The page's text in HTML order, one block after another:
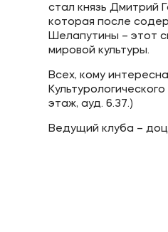
стал князь Дмитрий
которая после
Шелапутины – этот
мировой культуры.
Всех, кому
этаж, ауд. 6.37.)
Ведущий клуба –